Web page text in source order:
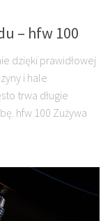
– hfw 100
dzięki prawidłowej
i hale
trwa długie
hfw 100 Zużywa